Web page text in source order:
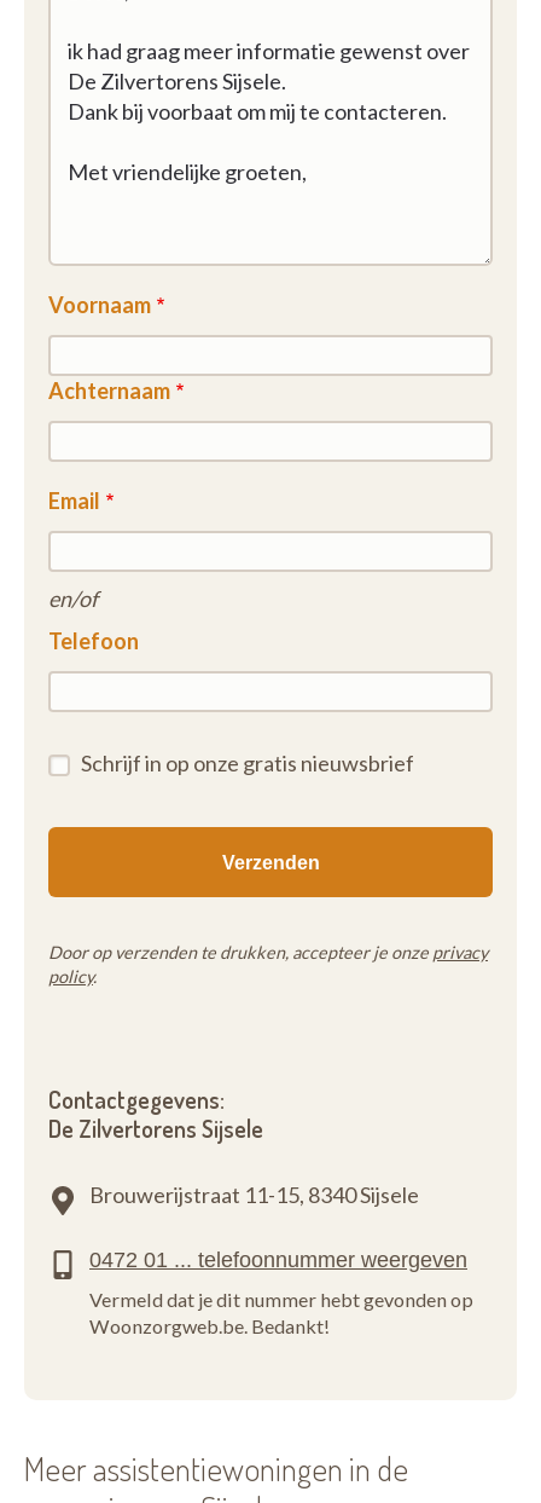
Voornaam
Achternaam
Email
en/of
Telefoon
Schrijf in op onze gratis nieuwsbrief
Door op verzenden te drukken, accepteer je onze privacy
policy.
Contactgegevens:
De Zilvertorens Sijsele
Brouwerijstraat 11-15, 8340 Sijsele
Vermeld dat je dit nummer hebt gevonden op
Woonzorgweb.be. Bedankt!
Meer assistentiewoningen in de